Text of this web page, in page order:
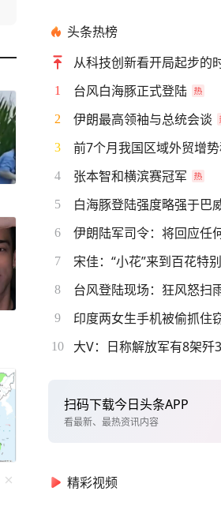
头条热榜
从科技创新看开局起步的
1 台风白海豚正式登陆
2 伊朗最高领袖与总统会谈
3 前7个月我国区域外贸增
4 张本智和横滨赛冠军
5 白海豚登陆强度略强于巴
6 伊朗陆军司令：将回应任
7 宋佳：“小花”来到百花特
8 台风登陆现场：狂风怒扫
9 印度两女生手机被偷抓住
10 大V：日称解放军有8架歼
扫码下载今日头条APP
看最新、最热资讯内容
精彩视频